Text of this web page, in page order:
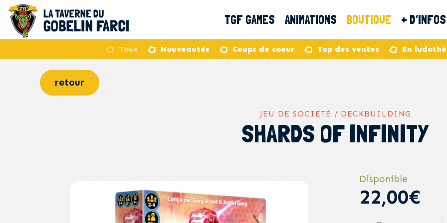
TGF GAMES ANIMATIONS BOUTIQUE + D’INFOS
Tous Nouveautés Coups de coeur Top des ventes En
retour
JEU DE SOCIÉTÉ / DECKBUILDING
SHARDS OF INFINITY
Disponible
22,00€